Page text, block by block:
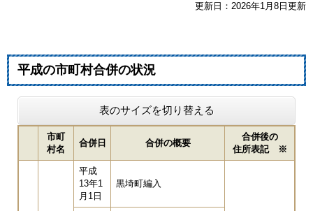
更新日：2026年1月8日更新
平成の市町村合併の状況
表のサイズを切り替える
市町
村名
合併日 合併の概要
合併後の
住所表記 ※
平成
13年1
月1日
黒埼町編入